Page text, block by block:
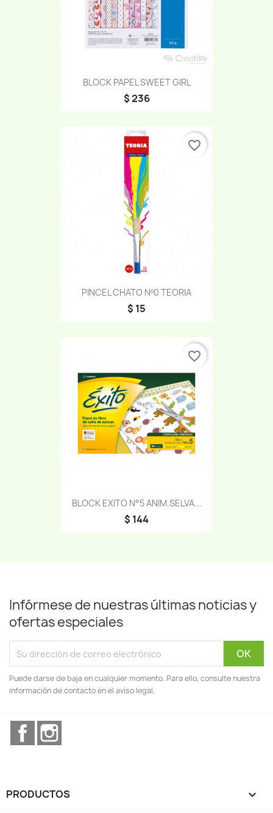
BLOCK PAPEL SWEET GIRL
$ 236
PINCEL CHATO Nº0 TEORIA
$ 15
favorite_border
BLOCK EXITO N°5 ANIM.SELVA...
$ 144
favorite_border
Infórmese de nuestras últimas noticias y
ofertas especiales
Puede darse de baja en cualquier momento. Para ello, consulte nuestra
información de contacto en el aviso legal.
Facebook
PRODUCTOS 